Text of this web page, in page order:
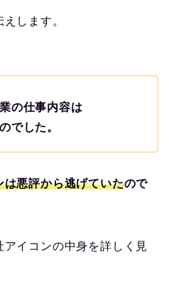
します。
の仕事内容は
でした。
は悪評から逃げていたので
イコンの中身を詳しく見